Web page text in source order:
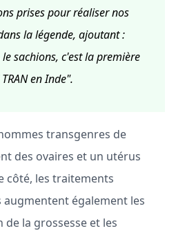
prises pour réaliser nos
la légende, ajoutant :
sachions, c'est la première
TRAN en Inde".
transgenres de
des ovaires et un utérus
côté, les traitements
également les
la grossesse et les